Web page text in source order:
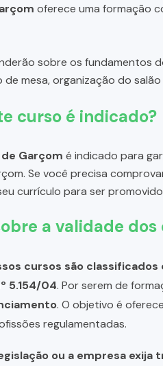
oferece uma formação
sobre os fundamentos
mesa, organização do
curso é indicado?
Garçom é indicado para
Se você precisa
currículo para ser
a validade
cursos são
5.154/04. Por serem de
. O objetivo é
regulamentadas.
ou a empresa